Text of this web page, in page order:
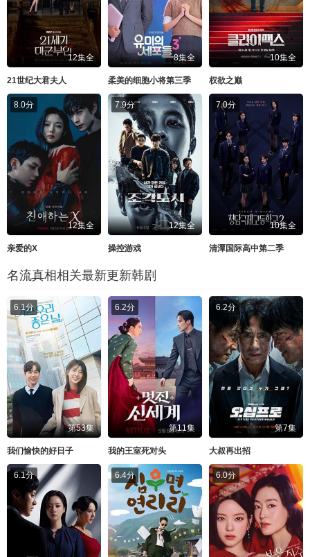
12集全
21世纪大君夫人
8集全
柔美的细胞小将第三季
10集全
权欲之巅
8.0分
12集全
亲爱的X
7.9分
12集全
操控游戏
7.0分
10集全
清潭国际高中第二季
名流真相相关最新更新韩剧
6.1分
第53集
我们愉快的好日子
6.2分
第11集
我的王室死对头
6.2分
第7集
大叔再出招
6.1分 6.4分 6.0分